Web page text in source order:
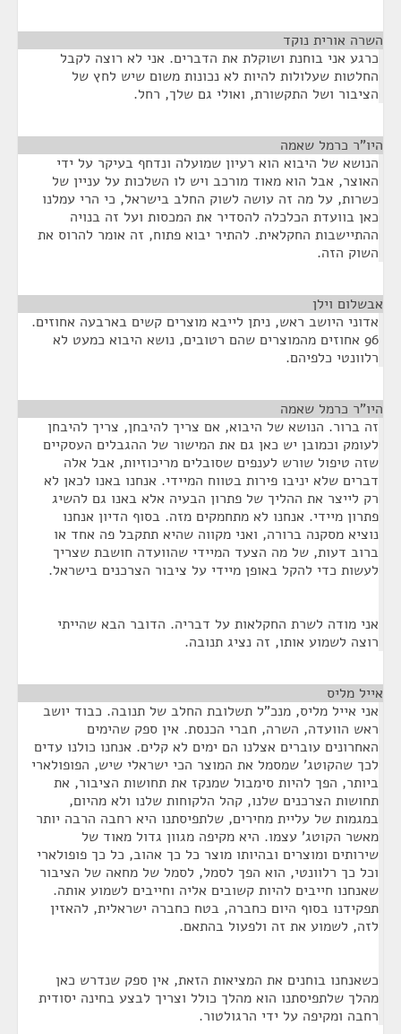
השרה אורית נוקד
כרגע אני בוחנת ושוקלת את הדברים. אני לא רוצה לקבל
החלטות שעלולות להיות לא נכונות משום שיש לחץ של
הציבור ושל התקשורת, ואולי גם שלך, רחל.
היו"ר כרמל שאמה
הנושא של היבוא הוא רעיון שמועלה ונדחף בעיקר על ידי
האוצר, אבל הוא מאוד מורכב ויש לו השלכות על עניין של
כשרות, על מה זה עושה לשוק החלב בישראל, כי הרי עמלנו
כאן בוועדת הכלכלה להסדיר את המכסות ועל זה בנויה
ההתיישבות החקלאית. להתיר יבוא פתוח, זה אומר להרוס את
השוק הזה.
אבשלום וילן
אדוני היושב ראש, ניתן לייבא מוצרים קשים בארבעה אחוזים.
96 אחוזים מהמוצרים שהם רטובים, נושא היבוא כמעט לא
רלוונטי כלפיהם.
היו"ר כרמל שאמה
זה ברור. הנושא של היבוא, אם צריך להיבחן, צריך להיבחן
לעומק וכמובן יש כאן גם את המישור של ההגבלים העסקיים
שזה טיפול שורש לענפים שסובלים מריכוזיות, אבל אלה
דברים שלא יניבו פירות בטווח המיידי. אנחנו באנו לכאן לא
רק לייצר את ההליך של פתרון הבעיה אלא באנו גם להשיג
פתרון מיידי. אנחנו לא מתחמקים מזה. בסוף הדיון אנחנו
נוציא מסקנה ברורה, ואני מקווה שהיא תתקבל פה אחד או
ברוב דעות, של מה הצעד המיידי שהוועדה חושבת שצריך
לעשות כדי להקל באופן מיידי על ציבור הצרכנים בישראל.
אני מודה לשרת החקלאות על דבריה. הדובר הבא שהייתי
רוצה לשמוע אותו, זה נציג תנובה.
אייל מליס
אני אייל מליס, מנכ"ל תשלובת החלב של תנובה. כבוד יושב
ראש הוועדה, השרה, חברי הכנסת. אין ספק שהימים
האחרונים עוברים אצלנו הם ימים לא קלים. אנחנו כולנו עדים
לכך שהקוטג' שמסמל את המוצר הכי ישראלי שיש, הפופולארי
ביותר, הפך להיות סימבול שמנקז את תחושות הציבור, את
תחושות הצרכנים שלנו, קהל הלקוחות שלנו ולא מהיום,
במגמות של עליית מחירים, שלתפיסתנו היא רחבה הרבה יותר
מאשר הקוטג' עצמו. היא מקיפה מגוון גדול מאוד של
שירותים ומוצרים ובהיותו מוצר כל כך אהוב, כל כך פופולארי
וכל כך רלוונטי, הוא הפך לסמל, לסמל של מחאה של הציבור
שאנחנו חייבים להיות קשובים אליה וחייבים לשמוע אותה.
תפקידנו בסוף היום כחברה, בטח כחברה ישראלית, להאזין
לזה, לשמוע את זה ולפעול בהתאם.
כשאנחנו בוחנים את המציאות הזאת, אין ספק שנדרש כאן
מהלך שלתפיסתנו הוא מהלך כולל וצריך לבצע בחינה יסודית
רחבה ומקיפה על ידי הרגולטור.